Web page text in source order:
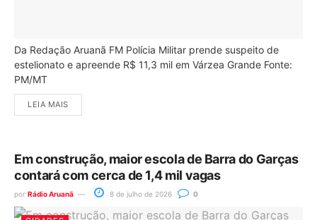
Da Redação Aruanã FM Polícia Militar prende suspeito de
estelionato e apreende R$ 11,3 mil em Várzea Grande Fonte:
PM/MT
LEIA MAIS
Em construção, maior escola de Barra do Garças
contará com cerca de 1,4 mil vagas
por Rádio Aruanã 8 de julho de 2026 0